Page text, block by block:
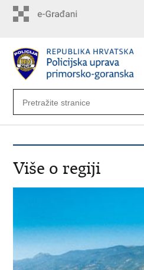
Više o regiji